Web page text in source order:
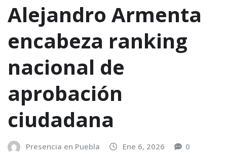
Alejandro Armenta
encabeza ranking
nacional de
aprobación
ciudadana
Presencia en Puebla Ene 6, 2026 0